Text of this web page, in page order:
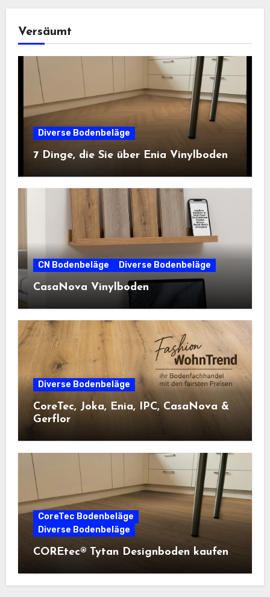
Versäumt
Diverse Bodenbeläge
7 Dinge, die Sie über Enia Vinylboden
CN Bodenbeläge Diverse Bodenbeläge
CasaNova Vinylboden
Diverse Bodenbeläge
CoreTec, Joka, Enia, IPC, CasaNova &
Gerflor
CoreTec Bodenbeläge
Diverse Bodenbeläge
COREtec® Tytan Designboden kaufen